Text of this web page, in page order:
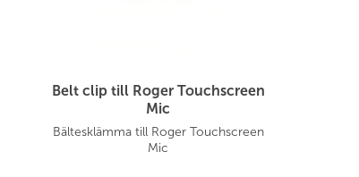
Belt clip till Roger Touchscreen
Mic
Bältesklämma till Roger Touchscreen
Mic